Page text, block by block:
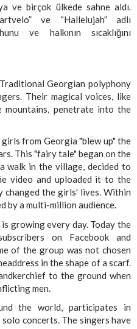
ve birçok ülkede sahne aldı.
ve “Hallelujah” adlı
ve halkının sıcaklığını
Georgian polyphony
Their magical voices, like
mountains, penetrate into the
from Georgia "blew up" the
This "fairy tale" began on the
walk in the village, decided to
video and uploaded it to the
changed the girls' lives. Within
by a multi-million audience.
growing every day. Today the
on Facebook and
of the group was not chosen
in the shape of a scarf.
to the ground when
men.
the world, participates in
concerts. The singers have